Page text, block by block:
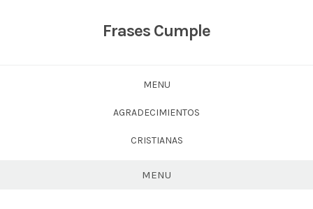
Frases Cumple
MENU
AGRADECIMIENTOS
CRISTIANAS
MENU